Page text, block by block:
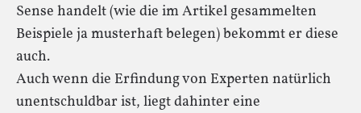
Sense handelt (wie die im Artikel gesammelten
Beispiele ja musterhaft belegen) bekommt er diese
auch.
Auch wenn die Erfindung von Experten natürlich
unentschuldbar ist, liegt dahinter eine